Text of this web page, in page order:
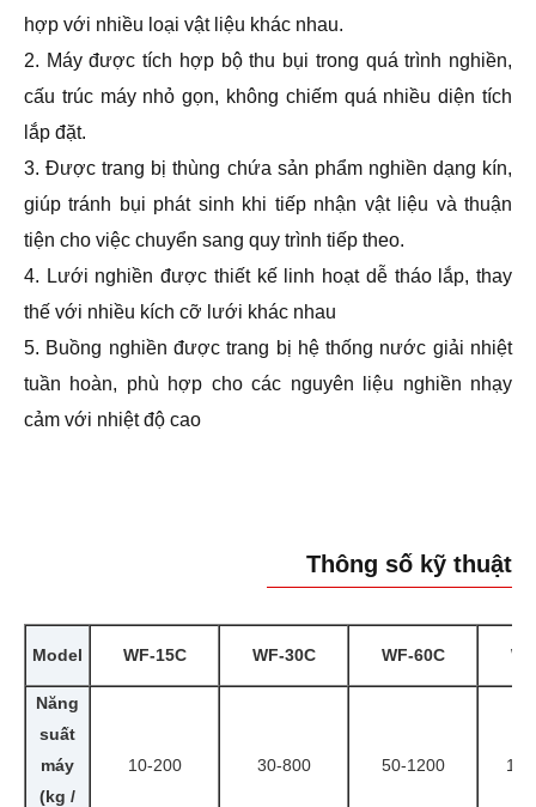
hợp với nhiều loại vật liệu khác nhau.
2. Máy được tích hợp bộ thu bụi trong quá trình nghiền,
cấu trúc máy nhỏ gọn, không chiếm quá nhiều diện tích
lắp đặt.
3. Được trang bị thùng chứa sản phẩm nghiền dạng kín,
giúp tránh bụi phát sinh khi tiếp nhận vật liệu và thuận
tiện cho việc chuyển sang quy trình tiếp theo.
4. Lưới nghiền được thiết kế linh hoạt dễ tháo lắp, thay
thế với nhiều kích cỡ lưới khác nhau
5. Buồng nghiền được trang bị hệ thống nước giải nhiệt
tuần hoàn, phù hợp cho các nguyên liệu nghiền nhạy
cảm với nhiệt độ cao
Thông số kỹ thuật
Model WF-15C WF-30C WF-60C
Năng
suất
máy
(kg /
10-200 30-800 50-1200